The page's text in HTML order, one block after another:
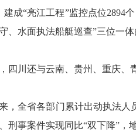
建成“亮江工程”监控点位2894
、水面执法船艇巡查”三位一体
四川还与云南、贵州、重庆、
，全省各部门累计出动执法人
刑事案件实现同比“双下降”，